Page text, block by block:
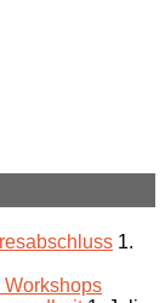
1.
Workshops